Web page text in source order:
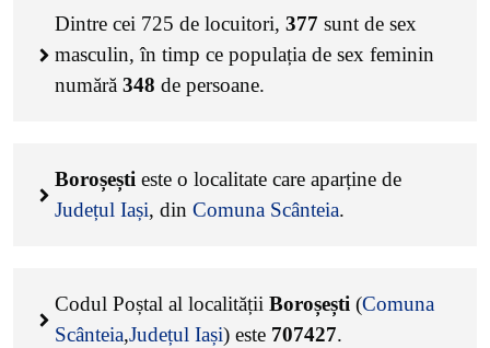
Dintre cei 725 de locuitori, 377 sunt de sex
masculin, în timp ce populația de sex feminin
numără 348 de persoane.
Boroșești este o localitate care aparține de
Județul Iași, din Comuna Scânteia.
Codul Poștal al localității Boroșești (Comuna
Scânteia,Județul Iași) este 707427.